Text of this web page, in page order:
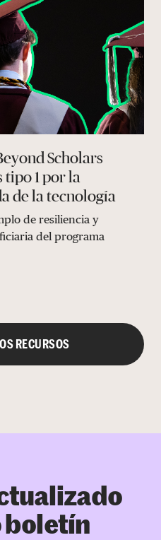
Scholars
tipo 1 por la
de la tecnología
de resiliencia y
del programa
RECURSOS
boletín